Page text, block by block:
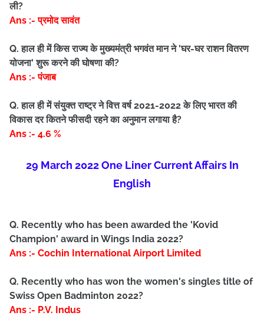
ली?
Ans :- प्रमोद सावंत
Q. हाल ही में किस राज्य के मुख्यमंत्री भगवंत मान ने 'घर-घर राशन वितरण
योजना' शुरू करने की घोषणा की?
Ans :- पंजाब
Q. हाल ही में संयुक्त राष्ट्र ने वित्त वर्ष 2021-2022 के लिए भारत की
विकास दर कितने फीसदी रहने का अनुमान लगाया है?
Ans :- 4.6 %
29 March 2022 One Liner Current Affairs In
English
Q. Recently who has been awarded the 'Kovid
Champion' award in Wings India 2022?
Ans :- Cochin International Airport Limited
Q. Recently who has won the women's singles title of
Swiss Open Badminton 2022?
Ans :- P.V. Indus